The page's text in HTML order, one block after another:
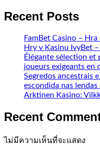
Recent Posts
FamBet Casino –
Hry v Kasinu IvyBet
Élégante sélection
joueurs exigeants en
Segredos ancestrais
escondida nas
Arktinen Kasino:
Recent
ไม่มีความเห็นที่จะแสดง